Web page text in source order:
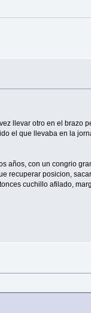
llevar otro en el brazo
el que llevaba en la
años, con un congrio
recuperar posicion,
cuchillo afilado,